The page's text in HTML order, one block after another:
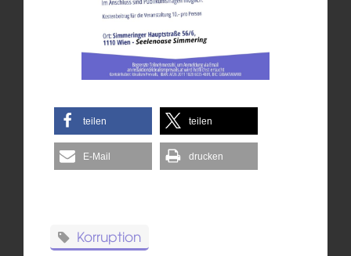
teilen teilen
E-Mail drucken
Korruption